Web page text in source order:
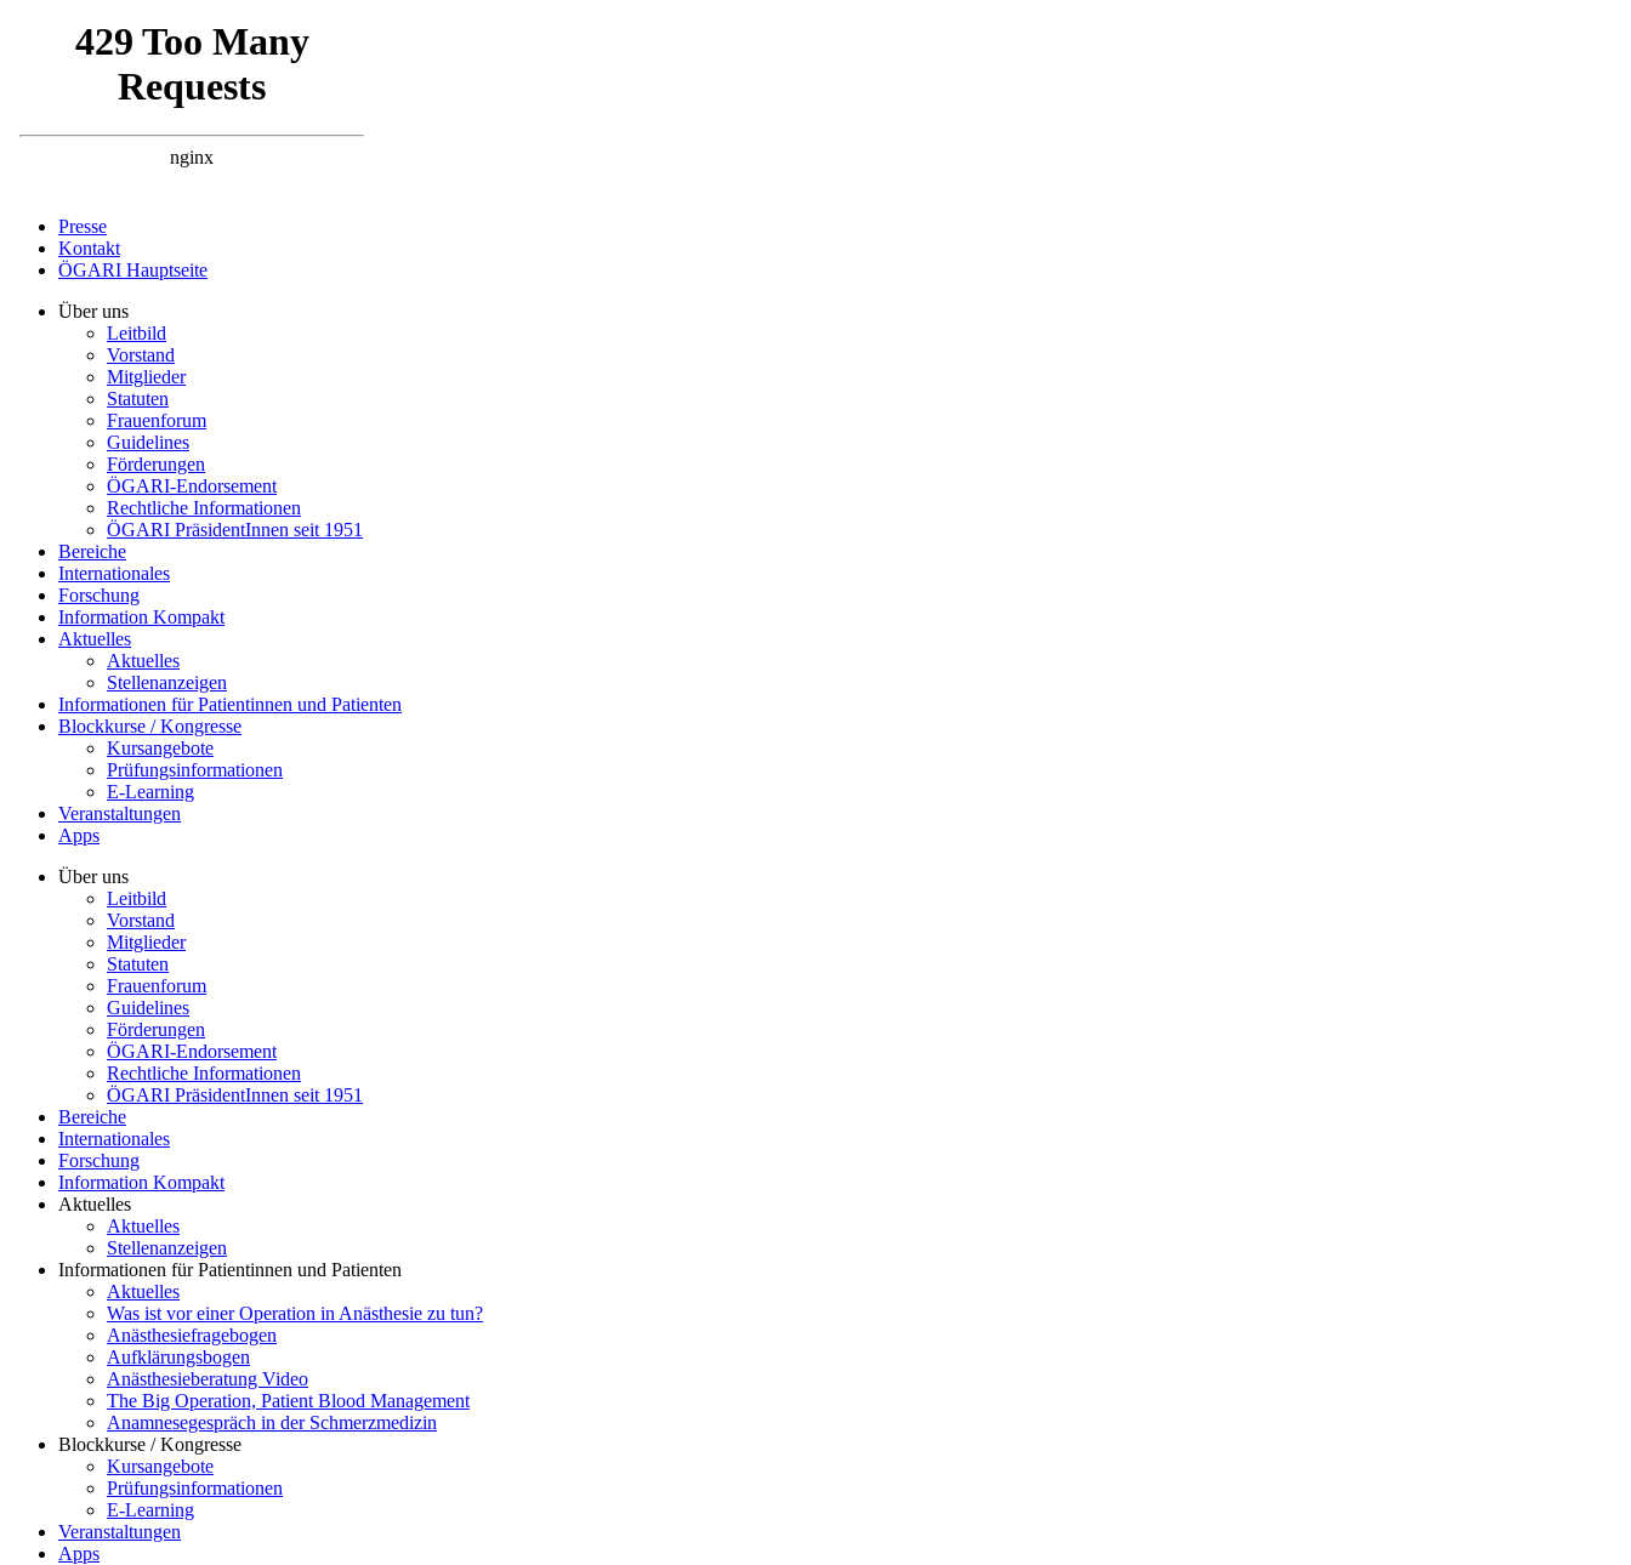
Presse
Kontakt
ÖGARI Hauptseite
Über uns
Leitbild
Vorstand
Mitglieder
Statuten
Frauenforum
Guidelines
Förderungen
ÖGARI-Endorsement
Rechtliche Informationen
ÖGARI PräsidentInnen seit 1951
Bereiche
Internationales
Forschung
Information Kompakt
Aktuelles
Aktuelles
Stellenanzeigen
Informationen für Patientinnen und Patienten
Blockkurse / Kongresse
Kursangebote
Prüfungsinformationen
E-Learning
Veranstaltungen
Apps
Über uns
Leitbild
Vorstand
Mitglieder
Statuten
Frauenforum
Guidelines
Förderungen
ÖGARI-Endorsement
Rechtliche Informationen
ÖGARI PräsidentInnen seit 1951
Bereiche
Internationales
Forschung
Information Kompakt
Aktuelles
Aktuelles
Stellenanzeigen
Informationen für Patientinnen und Patienten
Aktuelles
Was ist vor einer Operation in Anästhesie zu tun?
Anästhesiefragebogen
Aufklärungsbogen
Anästhesieberatung Video
The Big Operation, Patient Blood Management
Anamnesegespräch in der Schmerzmedizin
Blockkurse / Kongresse
Kursangebote
Prüfungsinformationen
E-Learning
Veranstaltungen
Apps